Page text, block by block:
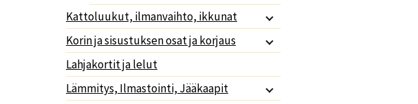
Kattoluukut, ilmanvaihto, ikkunat
Korin ja sisustuksen osat ja korjaus
Lahjakortit ja lelut
Lämmitys, Ilmastointi, Jääkaapit